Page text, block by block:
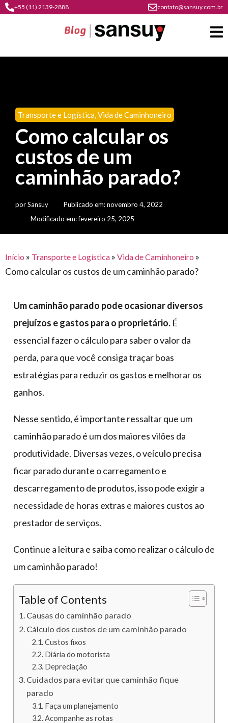
+55 (11) 2139-2888 contato@sansuy.com.br
contato
cultura
do
plástico
institucional
materiais
gratuitos
eventos
Agronegócio
psicultura
soluções
em
soluções
para
agronegócio
Coberturas
barracas
toldos
comunicação
visual
construção
civil
automotivo
calçados,
epi's
e
multiúso
Transporte
e logística
armazenagem
lonas
de
caminhoneiro
Transporte e Logística,Vida de Caminhoneiro
Como calcular os
custos de um
caminhão parado?
porSansuy Publicado em:novembro 4, 2022
Modificado em: fevereiro 25, 2025
Início » Transporte e Logística » Vida de Caminhoneiro »
Como calcular os custos de um caminhão parado?
Um caminhão parado pode ocasionar diversos
prejuízos e gastos para o proprietário. É
essencial fazer o cálculo para saber o valor da
perda, para que você consiga traçar boas
estratégias para reduzir os gastos e melhorar os
ganhos.
Nesse sentido, é importante ressaltar que um
caminhão parado é um dos maiores vilões da
produtividade. Diversas vezes, o veículo precisa
ficar parado durante o carregamento e
descarregamento de produtos, isso pode exigir a
necessidade de horas extras e maiores custos ao
prestador de serviços.
Continue a leitura e saiba como realizar o cálculo de
um caminhão parado!
Table of Contents
Causas do caminhão parado
Cálculo dos custos de um caminhão parado
Custos fixos
Diária do motorista
Depreciação
Cuidados para evitar que caminhão fique
parado
Faça um planejamento
Acompanhe as rotas